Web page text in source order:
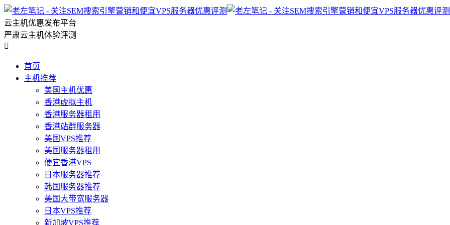
云主机优惠发布平台
严肃云主机体验评测

首页
主机推荐
美国主机优惠
香港虚拟主机
香港服务器租用
香港站群服务器
美国VPS推荐
美国服务器租用
便宜香港VPS
日本服务器推荐
韩国服务器推荐
美国大带宽服务器
日本VPS推荐
新加坡VPS推荐